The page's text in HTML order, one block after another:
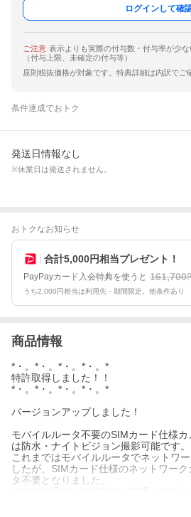
ログインして確
ご注意 表示よりも実際の付与数・付与率が少
（付与上限、未確定の付与等）
原則税抜価格が対象です。特典詳細は内訳でご
条件達成でおトク
発送日情報なし
※休業日は発送されません。
おトクなお知らせ
合計5,000円相当プレゼント！
PayPayカード入会特典を使うと 161,700
うち2,000円相当は利用先・期間限定。他条件あり
商品情報
*・。*・。*・。*・。*
特許取得しました！！
*・。*・。*・。*・。*
バージョンアップしました！
モバイルルータ不要のSIMカード仕様
は防水・ナイトビジョン撮影可能です。
これまではモバイルルータでネットワ
したが、SIMカード仕様のネットワー
タ不要となりました。